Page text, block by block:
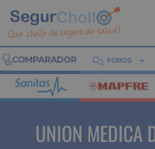
FOROS
UNION MEDICA